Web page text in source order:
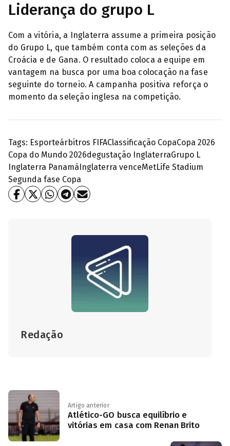
Liderança do grupo L
Com a vitória, a Inglaterra assume a primeira posição
do Grupo L, que também conta com as seleções da
Croácia e de Gana. O resultado coloca a equipe em
vantagem na busca por uma boa colocação na fase
seguinte do torneio. A campanha positiva reforça o
momento da seleção inglesa na competição.
Tags: Esporteárbitros FIFAClassificação CopaCopa 2026
Copa do Mundo 2026degustação InglaterraGrupo L
Inglaterra PanamáInglaterra venceMetLife Stadium
Segunda fase Copa
Redação
Artigo anterior
Atlético-GO busca equilíbrio e
vitórias em casa com Renan Brito